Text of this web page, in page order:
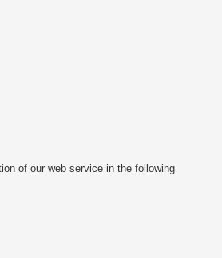
of our web service in the following